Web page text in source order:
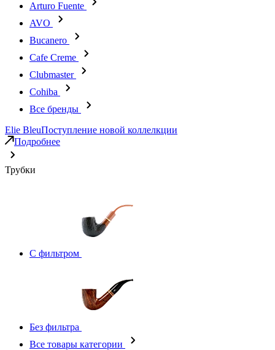
Arturo Fuente
AVO
Bucanero
Cafe Creme
Clubmaster
Cohiba
Все бренды
Elie BleuПоступление новой коллелкции
Подробнее
Трубки
С фильтром
Без фильтра
Все товары категории